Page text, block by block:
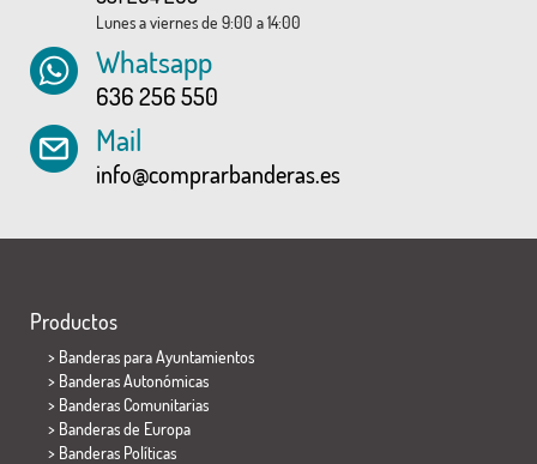
Lunes a viernes de 9:00 a 14:00
Whatsapp
636 256 550
Mail
info@comprarbanderas.es
Productos
> Banderas para Ayuntamientos
> Banderas Autonómicas
> Banderas Comunitarias
> Banderas de Europa
> Banderas Políticas